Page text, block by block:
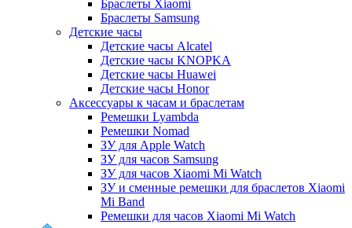
Браслеты Xiaomi
Браслеты Samsung
Детские часы
Детские часы Alcatel
Детские часы KNOPKA
Детские часы Huawei
Детские часы Honor
Аксессуары к часам и браслетам
Ремешки Lyambda
Ремешки Nomad
ЗУ для Apple Watch
ЗУ для часов Samsung
ЗУ для часов Xiaomi Mi Watch
ЗУ и сменные ремешки для браслетов Xiaomi
Mi Band
Ремешки для часов Xiaomi Mi Watch